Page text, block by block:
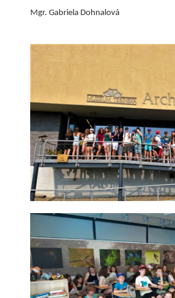
Mgr. Gabriela Dohnalová